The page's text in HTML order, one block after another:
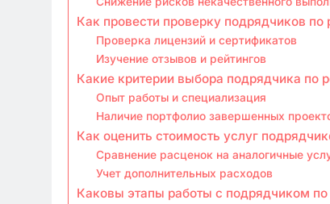
Как провести проверку подрядчиков
Проверка лицензий и сертификатов
Изучение отзывов и рейтингов
Какие критерии выбора подрядчика по
Опыт работы и специализация
Наличие портфолио завершенных
Как оценить стоимость услуг
Сравнение расценок на аналогичные
Учет дополнительных расходов
Каковы этапы работы с подрядчиком